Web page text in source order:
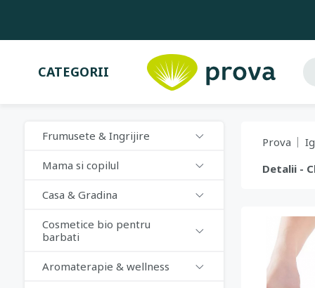
CATEGORII
Frumusete & Ingrijire
Mama si copilul
Casa & Gradina
Cosmetice bio pentru
barbati
Aromaterapie & wellness
Prova
Detalii -